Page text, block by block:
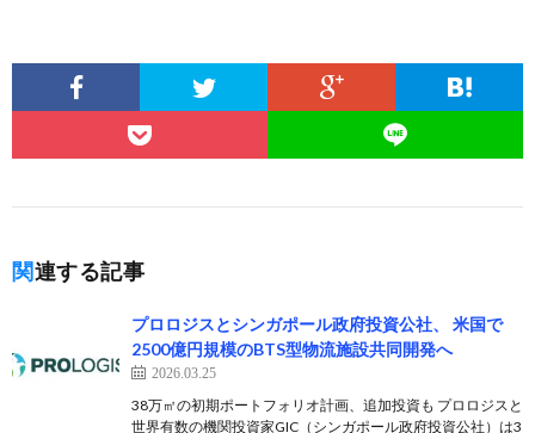
関連する記事
プロロジスとシンガポール政府投資公社、 米国で
2500億円規模のBTS型物流施設共同開発へ
2026.03.25
38万㎡の初期ポートフォリオ計画、追加投資も プロロジスと
世界有数の機関投資家GIC（シンガポール政府投資公社）は3